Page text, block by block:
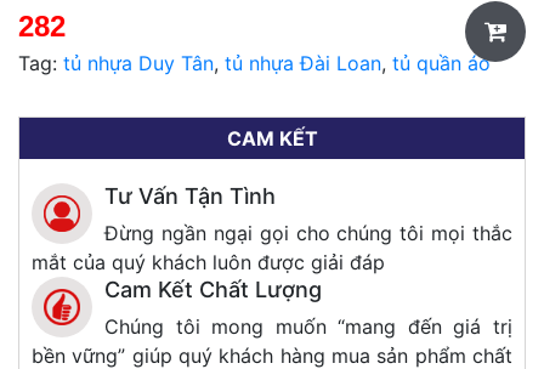
282
Tag: tủ nhựa Duy Tân, tủ nhựa Đài Loan, tủ quần áo
CAM KẾT
Tư Vấn Tận Tình
Đừng ngần ngại gọi cho chúng tôi mọi thắc
mắt của quý khách luôn được giải đáp
Cam Kết Chất Lượng
Chúng tôi mong muốn “mang đến giá trị
bền vững” giúp quý khách hàng mua sản phẩm chất